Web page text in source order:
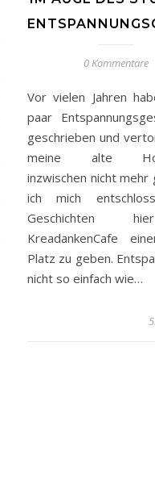
0 Kommentare
Vor vielen Jahren
paar
geschrieben und
meine alte
inzwischen nicht mehr
ich mich
Geschichten
KreadankenCafe
Platz zu geben.
nicht so einfach wie…